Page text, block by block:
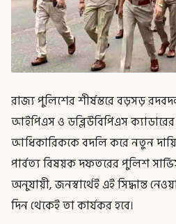
রাজ্য পুলিশের শীর্ষস্তরে বড়সড়
আইপিএস ও ডব্লিউবিপিএস
আধিকারিককে বদলি করে নতুন দায়িত্ব
পার্বত্য বিষয়ক দফতরের পুলিশ
অনুযায়ী, জনস্বার্থেই এই সিদ্ধান্ত
দিন থেকেই তা কার্যকর হবে।